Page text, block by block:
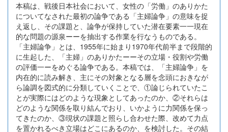
本稿は、戦後日本社会において、女性の「労働」のありかた
についてなされた最初の論争である「主婦論争」の意味を捉
え返し、その課題と、論争が保持していた潜在要素一一現在
的な問題の源泉ーーを抽出する作業を行なうものである。
「主婦論争」とは、1955年に始まり1970年代前半まで段階的
に生起した、「主婦」のありかたーーその立場・役割や労働
の評価一ーをめぐる論争である。本稿では、「主婦論争」を
内在的に読み解き、主にその対象となる層を念頭におきなが
ら論調を図式的に分類していくことで、①論じられていたこ
とが実際にはどのような現象としてあったのか、②それらは
どのような関係を取り結んでおり、いかように力関係を保っ
てきたのか、③現状の課題と照らし合わせた際、改めて力点
を置かれるべき立場はどこにあるのか、を検討した。その結